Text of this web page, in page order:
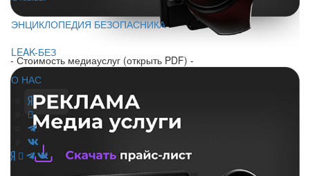
ЭНЦИКЛОПЕДИЯ БЕЗОПАСНИКА
LEAK-БЕЗ
О НАС
- Стоимость медиауслуг (открыть PDF) -